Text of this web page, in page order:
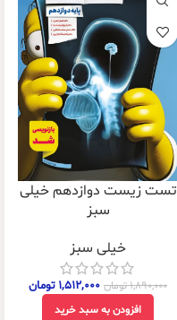
تست زیست دوازدهم خیلی
سبز
خیلی سبز
۱,۸۹۰,۰۰۰تومان ۱,۵۱۲,۰۰۰ تومان
افزودن به سبد خرید